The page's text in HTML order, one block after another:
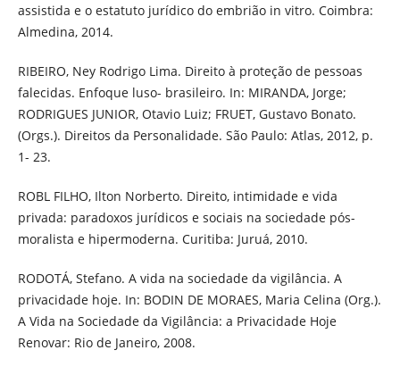
assistida e o estatuto jurídico do embrião in vitro. Coimbra:
Almedina, 2014.
RIBEIRO, Ney Rodrigo Lima. Direito à proteção de pessoas
falecidas. Enfoque luso- brasileiro. In: MIRANDA, Jorge;
RODRIGUES JUNIOR, Otavio Luiz; FRUET, Gustavo Bonato.
(Orgs.). Direitos da Personalidade. São Paulo: Atlas, 2012, p.
1- 23.
ROBL FILHO, Ilton Norberto. Direito, intimidade e vida
privada: paradoxos jurídicos e sociais na sociedade pós-
moralista e hipermoderna. Curitiba: Juruá, 2010.
RODOTÁ, Stefano. A vida na sociedade da vigilância. A
privacidade hoje. In: BODIN DE MORAES, Maria Celina (Org.).
A Vida na Sociedade da Vigilância: a Privacidade Hoje
Renovar: Rio de Janeiro, 2008.